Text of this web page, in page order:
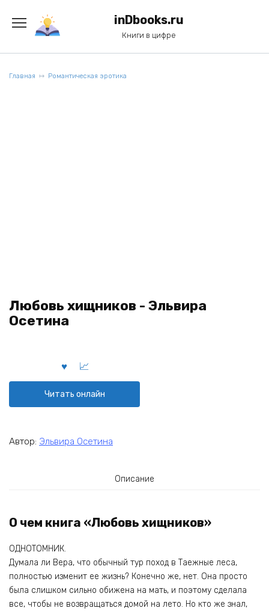
содержанию
inDbooks.ru
Книги в цифре
Главная Романтическая эротика
Любовь хищников - Эльвира
Осетина
Читать онлайн
Автор: Эльвира Осетина
Описание
О чем книга «Любовь хищников»
ОДНОТОМНИК.
Думала ли Вера, что обычный тур поход в Таежные леса,
полностью изменит ее жизнь? Конечно же, нет. Она просто
была слишком сильно обижена на мать, и поэтому сделала
все, чтобы не возвращаться домой на лето. Но кто же знал,